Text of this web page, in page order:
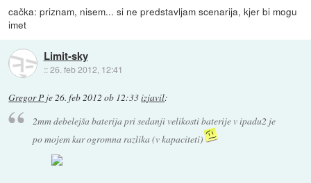
cačka: priznam, nisem... si ne predstavljam scenarija, kjer bi mogu
imet
Limit-sky
::26. feb 2012, 12:41
Gregor P je26. feb 2012 ob 12:33izjavil:
2mm debelejša baterija pri sedanji velikosti baterije v ipadu2 je
po mojem kar ogromna razlika (v kapaciteti)